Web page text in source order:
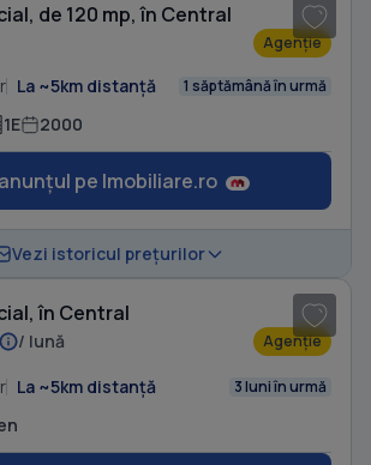
de 120 mp, în Central
Agenție
La ~5km distanță 1 săptămână în urmă
1E 2000
pe Imobiliare.ro
Vezi istoricul prețurilor
în Central
/ lună
Agenție
La ~5km distanță 3 luni în urmă